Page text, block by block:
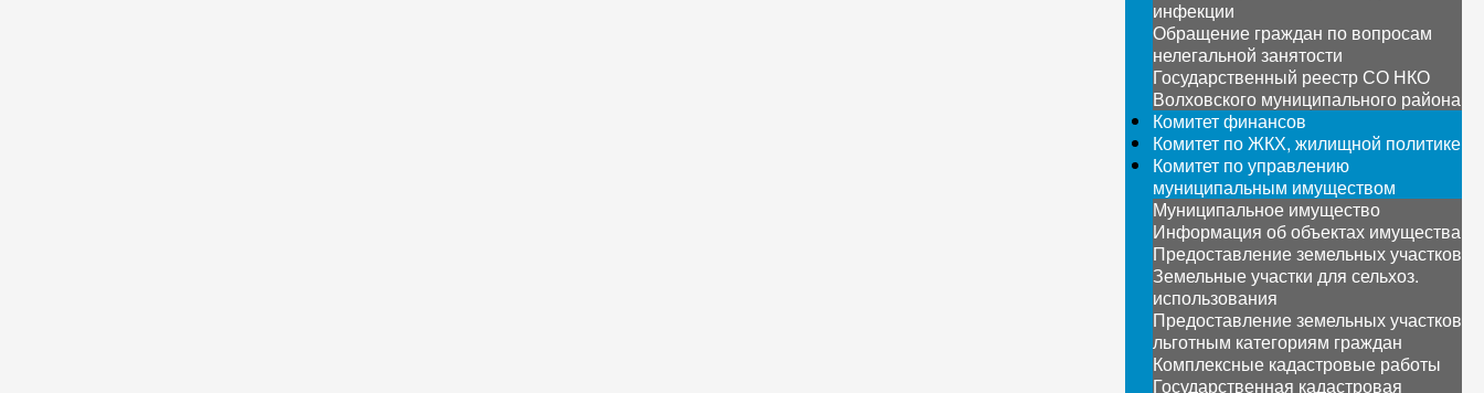
инфекции
Обращение граждан по вопросам
нелегальной занятости
Государственный реестр СО НКО
Волховского муниципального района
Комитет финансов
Комитет по ЖКХ, жилищной политике
Комитет по управлению
муниципальным имуществом
Муниципальное имущество
Информация об объектах имущества
Предоставление земельных участков
Земельные участки для сельхоз.
использования
Предоставление земельных участков
льготным категориям граждан
Комплексные кадастровые работы
Государственная кадастровая